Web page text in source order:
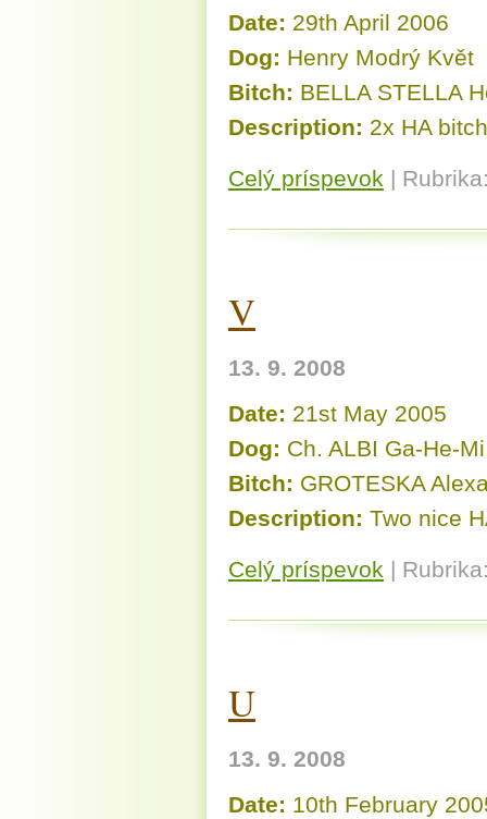
Date: 29th April 2006
Dog: Henry Modrý Květ
Bitch: BELLA STELLA
Description: 2x HA
Celý príspevok |
V
13. 9. 2008
Date: 21st May 2005
Dog: Ch. ALBI Ga-He-Mi
Bitch: GROTESKA
Description: Two nice
Celý príspevok |
U
13. 9. 2008
Date: 10th February